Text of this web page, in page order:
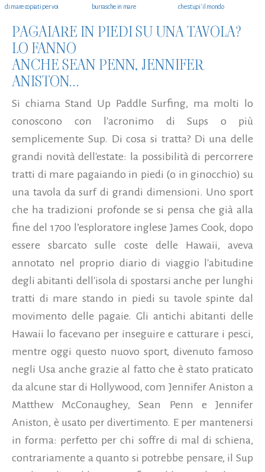
di mare copiati per voi
burrasche in mare
che stupi' il mondo
PAGAIARE IN PIEDI SU UNA TAVOLA?
LO FANNO
ANCHE SEAN PENN, JENNIFER
ANISTON...
Si chiama Stand Up Paddle Surfing, ma molti lo
conoscono con l'acronimo di Sups o più
semplicemente Sup. Di cosa si tratta? Di una delle
grandi novità dell'estate: la possibilità di percorrere
tratti di mare pagaiando in piedi (o in ginocchio) su
una tavola da surf di grandi dimensioni. Uno sport
che ha tradizioni profonde se si pensa che già alla
fine del 1700 l’esploratore inglese James Cook, dopo
essere sbarcato sulle coste delle Hawaii, aveva
annotato nel proprio diario di viaggio l'abitudine
degli abitanti dell'isola di spostarsi anche per lunghi
tratti di mare stando in piedi su tavole spinte dal
movimento delle pagaie. Gli antichi abitanti delle
Hawaii lo facevano per inseguire e catturare i pesci,
mentre oggi questo nuovo sport, divenuto famoso
negli Usa anche grazie al fatto che è stato praticato
da alcune star di Hollywood, com Jennifer Aniston a
Matthew McConaughey, Sean Penn e Jennifer
Aniston, è usato per divertimento. E per mantenersi
in forma: perfetto per chi soffre di mal di schiena,
contrariamente a quanto si potrebbe pensare, il Sup